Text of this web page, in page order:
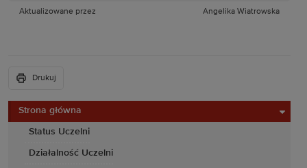
Strona główna
Status Uczelni
Działalność Uczelni
Aktualizowane przez Angelika Wiatrowska
Drukuj